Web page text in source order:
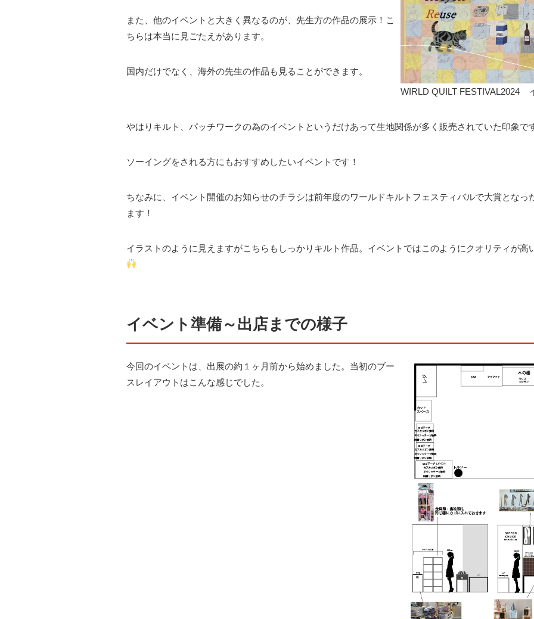
また、他のイベントと大きく異なるのが、先生方の作品の展示！こ
ちらは本当に見ごたえがあります。
国内だけでなく、海外の先生の作品も見ることができます。
WIRLD QUILT FESTIVAL2024
やはりキルト、パッチワークの為のイベントというだけあって生地関係が多く販売されていた印象で
ソーイングをされる方にもおすすめしたいイベントです！
ちなみに、イベント開催のお知らせのチラシは前年度のワールドキルトフェスティバルで大賞となっ
ます！
イラストのように見えますがこちらもしっかりキルト作品。イベントではこのようにクオリティが高
イベント準備～出店までの様子
今回のイベントは、出展の約１ヶ月前から始めました。当初のブー
スレイアウトはこんな感じでした。